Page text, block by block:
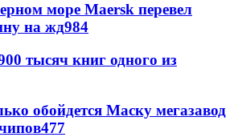
море Maersk перевел
на жд984
тысяч книг одного из
обойдется Маску мегазавод
477